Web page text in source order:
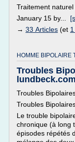
Traitement
January 15 by...
→ 33 Articles (et
HOMME BIPOLAIRE
Troubles
lundbeck.com
Troubles
Troubles
Le trouble
chronique (à long
épisodes répétés